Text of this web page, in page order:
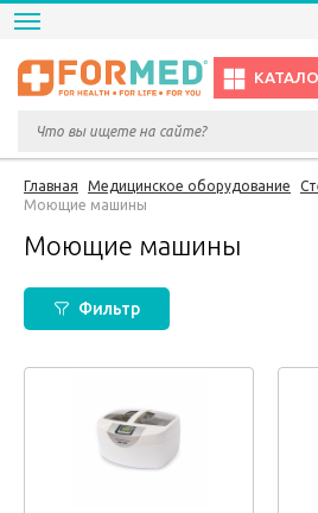
Главная Медицинское оборудование
Моющие машины
Моющие машины
Фильтр